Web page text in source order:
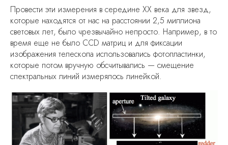
Провести эти измерения в середине XX века для звезд,
которые находятся от нас на расстоянии 2,5 миллиона
световых лет, было чрезвычайно непросто. Например, в то
время еще не было CCD матриц и для фиксации
изображения телескопа использовались фотопластинки,
которые потом вручную обсчитывались — смещение
спектральных линий измерялось линейкой.